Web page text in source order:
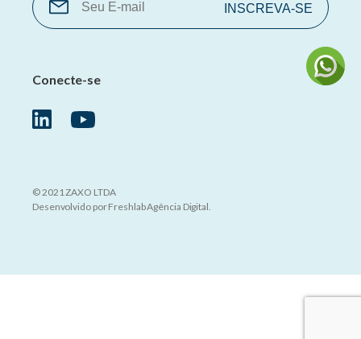
Conecte-se
© 2021 ZAXO LTDA
Desenvolvido porFreshlab Agência Digital.